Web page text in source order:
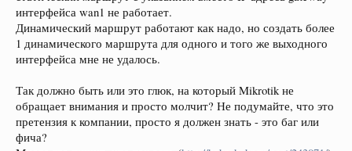
интерфейса wan1 не работает.
Динамический маршрут работают как надо, но создать более
1 динамического маршрута для одного и того же выходного
интерфейса мне не удалось.
Так должно быть или это глюк, на который Mikrotik не
обращает внимания и просто молчит? Не подумайте, что это
претензия к компании, просто я должен знать - это баг или
фича?